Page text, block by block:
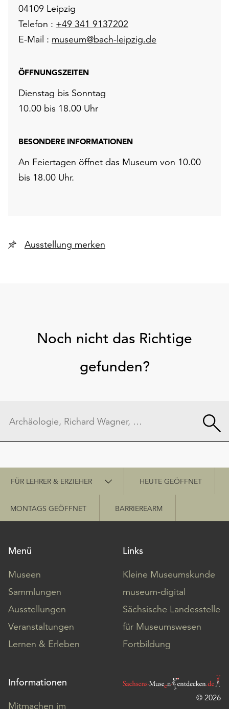
04109 Leipzig
Telefon : +49 341 9137202
E-Mail : museum@bach-leipzig.de
ÖFFNUNGSZEITEN
Dienstag bis Sonntag
10.00 bis 18.00 Uhr
BESONDERE INFORMATIONEN
An Feiertagen öffnet das Museum von 10.00
bis 18.00 Uhr.
Ausstellung merken
Noch nicht das Richtige
gefunden?
Schnellzugriff
FÜR LEHRER & ERZIEHER HEUTE GEÖFFNET
MONTAGS GEÖFFNET BARRIEREARM
Menü
Museen
Sammlungen
Ausstellungen
Veranstaltungen
Lernen & Erleben
Links
Kleine Museumskunde
museum-digital
Sächsische Landesstelle
für Museumswesen
Fortbildung
Informationen
Mitmachen im
© 2026